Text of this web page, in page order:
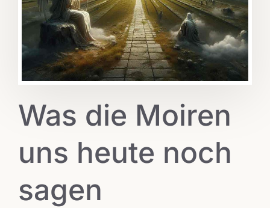
Was die Moiren
uns heute noch
sagen